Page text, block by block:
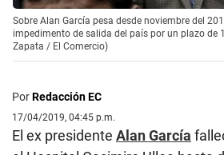
Sobre Alan García pesa desde noviembre del
impedimento de salida del país por un plazo de
Zapata / El Comercio)
PorRedacción EC
17/04/2019, 04:45 p.m.
El ex presidente Alan García